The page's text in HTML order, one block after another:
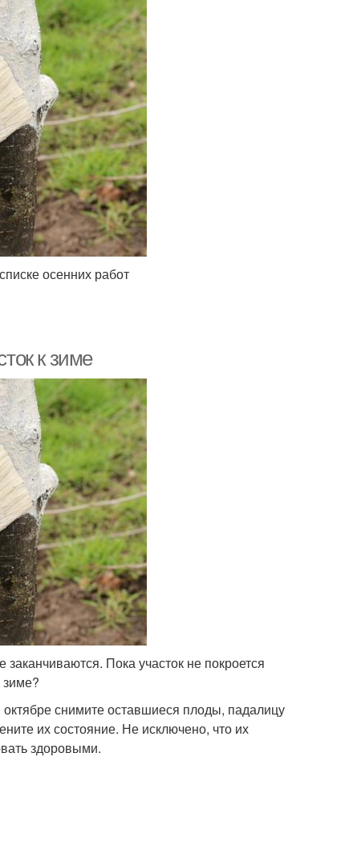
осенних работ
к зиме
Пока участок не покроется
зиме?
снимите оставшиеся плоды, падалицу
их состояние. Не исключено, что их
здоровыми.